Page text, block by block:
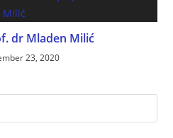
dr Mladen Milić
23, 2020